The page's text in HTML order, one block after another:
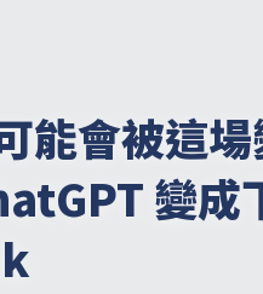
能會被這場
變成